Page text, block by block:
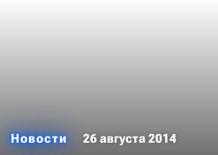
Новости 26 августа 2014